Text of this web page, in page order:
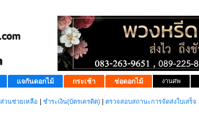
แจกันดอกไม้ กระเช้า ช่อดอกไม้ งานศพ
ส่วนช่วยเหลือ ชำระเงิน(บัตรเครดิต) ตรวจสอบสถานะการจัดส่งใบเสร็จ